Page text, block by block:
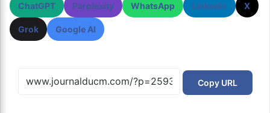
ChatGPT Perplexity WhatsApp LinkedIn X
Grok Google AI
Copy URL